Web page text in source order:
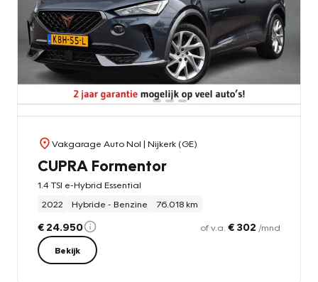
Vakgarage Auto Nol | Nijkerk (GE)
CUPRA Formentor
1.4 TSI e-Hybrid Essential
2022
Hybride - Benzine 76.018 km
€ 24.950 of v.a. € 302 /mnd
Bekijk